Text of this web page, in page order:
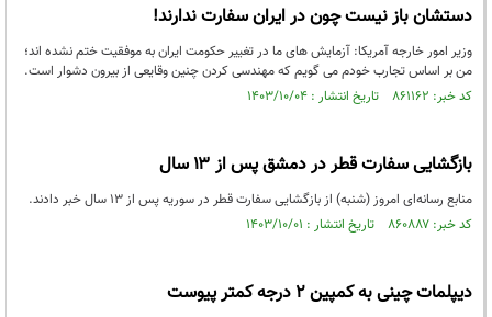
دستشان باز نیست چون در ایران سفارت ندارند!
وزیر امور خارجه آمریکا: آزمایش های ما در تغییر حکومت ایران به موفقیت ختم نشده اند؛
من بر اساس تجارب خودم می گویم که مهندسی کردن چنین وقایعی از بیرون دشوار است.
کد خبر: ۸۶۱۱۶۲ تاریخ انتشار : ۱۴۰۳/۱۰/۰۴
بازگشایی سفارت قطر در دمشق پس از ۱۳ سال
منابع رسانه‌ای امروز (شنبه) از بازگشایی سفارت قطر در سوریه پس از ۱۳ سال خبر دادند.
کد خبر: ۸۶۰۸۸۷ تاریخ انتشار : ۱۴۰۳/۱۰/۰۱
دیپلمات چینی به کمپین ۲ درجه کمتر پیوست